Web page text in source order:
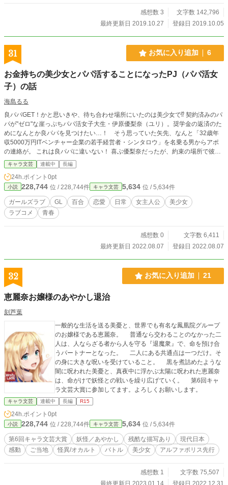
感想数 3
文字数 142,796
最終更新日 2019.10.27
登録日 2019.10.05
31 お気に入り追加 6
お金持ちの美少女とパパ活することになったPJ（パパ活女
子）の話
海島るる
良パパGET！かと思いきや、待ち合わせ場所にいたのは美少女で⁉︎ 契約済みのパ
パが"ゼロ"な崖っぷちパパ活女子大生・伊原優梨奈（ユリ）。奨学金の返済のた
めになんとか良パパを見つけたい…！ そう思っていた矢先、なんと「32歳年
収5000万円ITベンチャー企業の若手経営者・シンタロウ」を名乗る男からアポ
の連絡が。 これは良パパに違いない！ 喜ぶ優梨奈だったが、約束の場所で彼女
を待ち受けていたのは、なぜか黒髪美少女で…⁉︎ 「お金と引き換えに友達になっ
てほしい」とお願いする謎の少女。これはパパ活なのか？ それとも友情？ そ
れとも……。 お金から始まる、ガールズラブコメディ開幕！
キャラ文芸 連載中 長編
24h.ポイント 0pt
小説 228,744 位 / 228,744件 キャラ文芸 5,634 位 / 5,634件
ガールズラブ GL 百合 恋愛 日常 女主人公
美少女
ラブコメ
青春
感想数 0
文字数 6,411
最終更新日 2022.08.07
登録日 2022.08.07
32 お気に入り追加 21
恵麗奈お嬢様のあやかし退治
刻芦葉
一般的な生活を送る美憂と、世界でも有名な鳳凰院グループ
のお嬢様である恵麗奈。 普通なら交わることのなかった二
人は、人ならざる者から人を守る『退魔衆』で、命を預け合
うパートナーとなった。 二人にある共通点は一つだけ。そ
の身に大きな呪いを受けていること。 黒を煮詰めたような
闇に呪われた美憂と、真夜中に浮かぶ太陽に呪われた恵麗奈
は、命がけで妖怪との戦いを繰り広げていく。 第6回キャ
ラ文芸大賞に参加してます。よろしくお願いします。
キャラ文芸 連載中 長編 R15
24h.ポイント 0pt
小説 228,744 位 / 228,744件 キャラ文芸 5,634 位 / 5,634件
第6回キャラ文芸大賞 妖怪／あやかし 残酷な描写あり
現代日本
感動
ご当地 怪異/オカルト バトル 美少女 アルファポリス先行
感想数 1
文字数 75,507
最終更新日 2023.01.14
登録日 2022.12.31